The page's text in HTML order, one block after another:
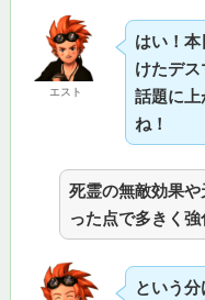
エスト
はい！
けたデ
話題に
ね！
死霊の無敵効果
った点で多きく強
という